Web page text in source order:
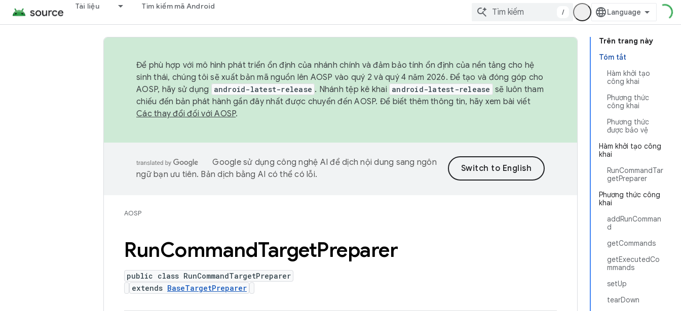
Tài liệu Tìm kiếm mã Android
/
Trên trang này
Tóm tắt
Hàm khởi tạo
công khai
Phương thức
công khai
Phương thức
được bảo vệ
Hàm khởi tạo công
khai
RunCommandTar
getPreparer
Phương thức công
khai
addRunComman
d
getCommands
getExecutedCo
mmands
setUp
tearDown
Để phù hợp với mô hình phát triển ổn định của nhánh chính và đảm bảo tính ổn định của nền tảng cho hệ
sinh thái, chúng tôi sẽ xuất bản mã nguồn lên AOSP vào quý 2 và quý 4 năm 2026. Để tạo và đóng góp cho
AOSP, hãy sử dụng
android-latest-release . Nhánh tệp kê khai android-latest-release sẽ luôn tham
chiếu đến bản phát hành gần đây nhất được chuyển đến AOSP. Để biết thêm thông tin, hãy xem bài viết
Các thay đổi đối với AOSP.
Google sử dụng công nghệ AI để dịch nội dung sang ngôn
ngữ bạn ưu tiên. Bản dịch bằng AI có thể có lỗi.
AOSP
RunCommandTargetPreparer
public class RunCommandTargetPreparer
extends BaseTargetPreparer